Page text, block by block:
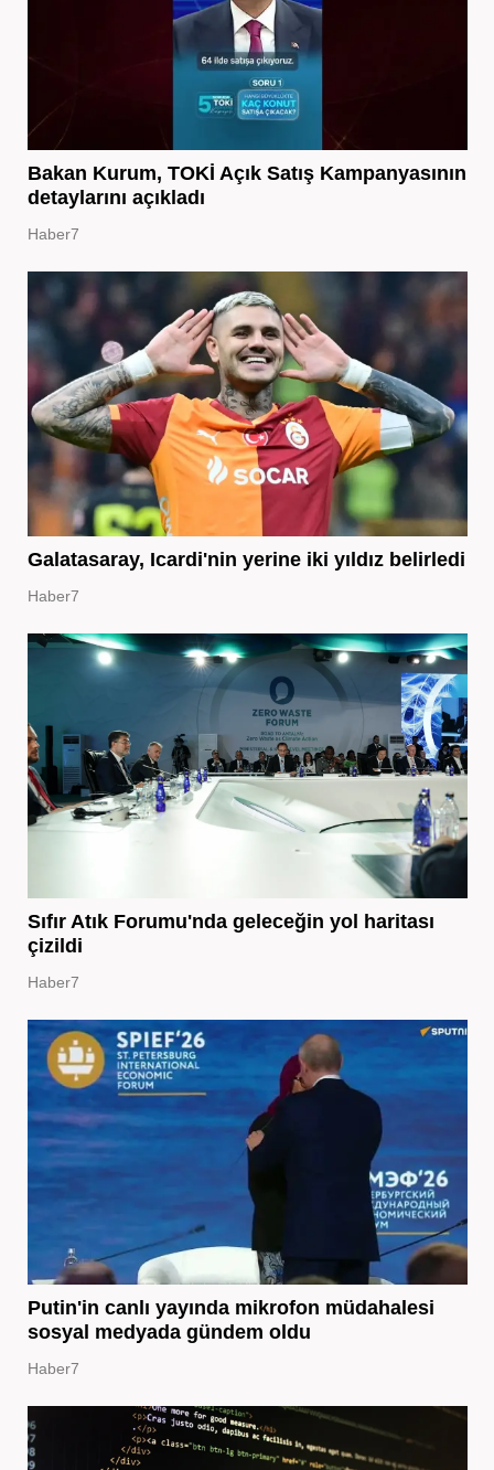
Bakan Kurum, TOKİ Açık Satış Kampanyasının
detaylarını açıkladı
Haber7
Galatasaray, Icardi'nin yerine iki yıldız belirledi
Haber7
Sıfır Atık Forumu'nda geleceğin yol haritası
çizildi
Haber7
Putin'in canlı yayında mikrofon müdahalesi
sosyal medyada gündem oldu
Haber7